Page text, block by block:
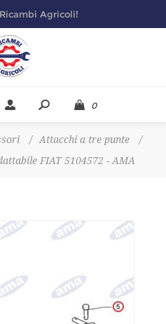
Agricoli!
0
/ Attacchi a tre punte
/
FIAT 5104572 - AMA